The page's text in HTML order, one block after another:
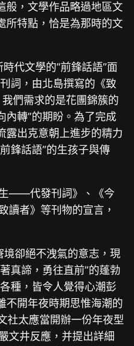
般，文學作品略過地區文
所特點，恰是為那時的文
代文學的“前鋒話語”面
詞，由北島撰寫的《致
們需求的是花團錦簇的
內轉”的期盼。為了完成
露出克意朝上進步的精力
鋒話語”的生孩子與傳
生——代發刊詞》、《今
讀者》等刊物的宣言，
境卻絕不洩氣的意志，現
真諦，勇往直前”的蓬勃
種，皆令人覺得心潮彭
不開年夜時期思惟海潮的
社太應當開辦一份年夜型
文井反應，并提出詳細